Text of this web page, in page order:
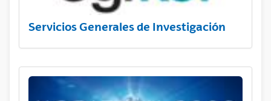
Servicios Generales de Investigación